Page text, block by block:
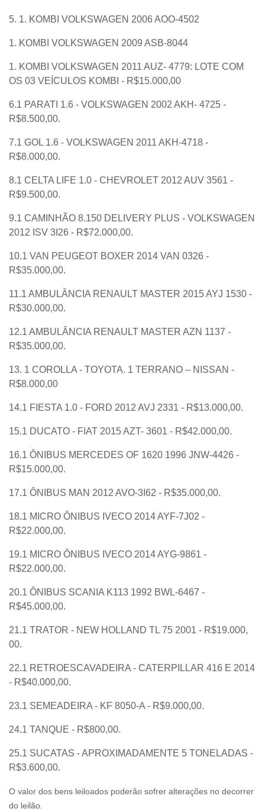
5. 1. KOMBI VOLKSWAGEN 2006 AOO-4502
1. KOMBI VOLKSWAGEN 2009 ASB-8044
1. KOMBI VOLKSWAGEN 2011 AUZ- 4779: LOTE COM
OS 03 VEÍCULOS KOMBI - R$15.000,00
6.1 PARATI 1.6 - VOLKSWAGEN 2002 AKH- 4725 -
R$8.500,00.
7.1 GOL 1.6 - VOLKSWAGEN 2011 AKH-4718 -
R$8.000,00.
8.1 CELTA LIFE 1.0 - CHEVROLET 2012 AUV 3561 -
R$9.500,00.
9.1 CAMINHÃO 8.150 DELIVERY PLUS - VOLKSWAGEN
2012 ISV 3I26 - R$72.000,00.
10.1 VAN PEUGEOT BOXER 2014 VAN 0326 -
R$35.000,00.
11.1 AMBULÂNCIA RENAULT MASTER 2015 AYJ 1530 -
R$30.000,00.
12.1 AMBULÂNCIA RENAULT MASTER AZN 1137 -
R$35.000,00.
13. 1 COROLLA - TOYOTA. 1 TERRANO – NISSAN -
R$8.000,00
14.1 FIESTA 1.0 - FORD 2012 AVJ 2331 - R$13.000,00.
15.1 DUCATO - FIAT 2015 AZT- 3601 - R$42.000,00.
16.1 ÔNIBUS MERCEDES OF 1620 1996 JNW-4426 -
R$15.000,00.
17.1 ÔNIBUS MAN 2012 AVO-3I62 - R$35.000,00.
18.1 MICRO ÔNIBUS IVECO 2014 AYF-7J02 -
R$22.000,00.
19.1 MICRO ÔNIBUS IVECO 2014 AYG-9861 -
R$22.000,00.
20.1 ÔNIBUS SCANIA K113 1992 BWL-6467 -
R$45.000,00.
21.1 TRATOR - NEW HOLLAND TL 75 2001 - R$19.000,
00.
22.1 RETROESCAVADEIRA - CATERPILLAR 416 E 2014
- R$40.000,00.
23.1 SEMEADEIRA - KF 8050-A - R$9.000,00.
24.1 TANQUE - R$800,00.
25.1 SUCATAS - APROXIMADAMENTE 5 TONELADAS -
R$3.600,00.
O valor dos bens leiloados poderão sofrer alterações no decorrer
do leilão.